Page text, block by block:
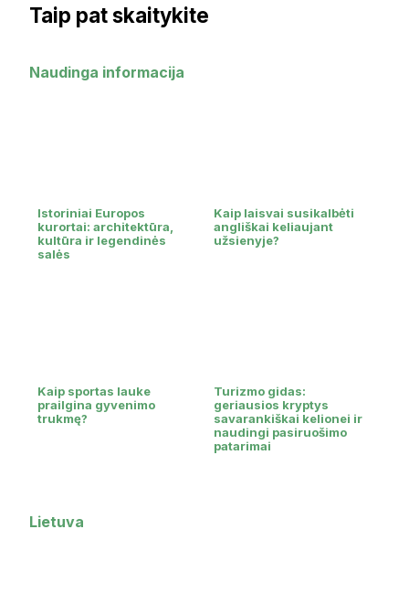
Taip pat skaitykite
Naudinga informacija
Istoriniai Europos
kurortai: architektūra,
kultūra ir legendinės
salės
Kaip laisvai susikalbėti
angliškai keliaujant
užsienyje?
Kaip sportas lauke
prailgina gyvenimo
trukmę?
Turizmo gidas:
geriausios kryptys
savarankiškai kelionei ir
naudingi pasiruošimo
patarimai
Lietuva